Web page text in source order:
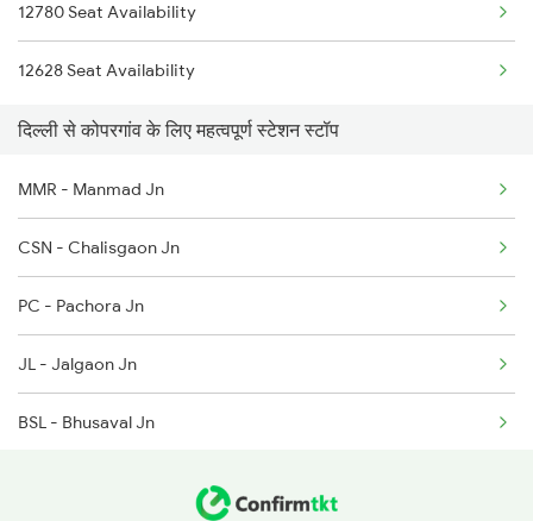
1841 Kurj Kkde Spl
1842 Kkde Kurj Spl
1115 Gkp Festival Spl
1116 Pune Festvl Spl
1131 Dr Sainagar Spl
1132 Sainagar Dr Spl
1251 Pune Kazipet Spl
12780 Seat Availability
12628 Seat Availability
दिल्ली से कोपरगांव के लिए महत्वपूर्ण स्टेशन स्टॉप
MMR - Manmad Jn
CSN - Chalisgaon Jn
PC - Pachora Jn
JL - Jalgaon Jn
BSL - Bhusaval Jn